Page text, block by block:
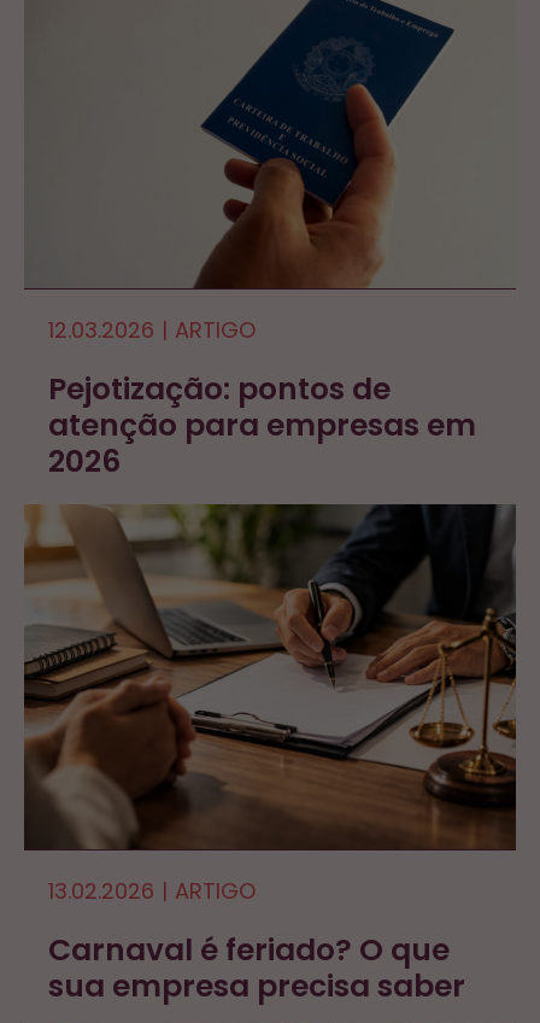
12.03.2026 | ARTIGO
Pejotização: pontos de
atenção para empresas em
2026
13.02.2026 | ARTIGO
Carnaval é feriado? O que
sua empresa precisa saber